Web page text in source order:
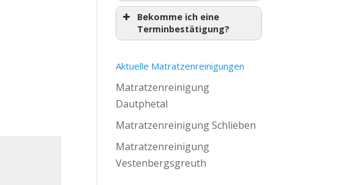
Bekomme ich eine
Terminbestätigung?
Aktuelle Matratzenreinigungen
Matratzenreinigung
Dautphetal
Matratzenreinigung Schlieben
Matratzenreinigung
Vestenbergsgreuth